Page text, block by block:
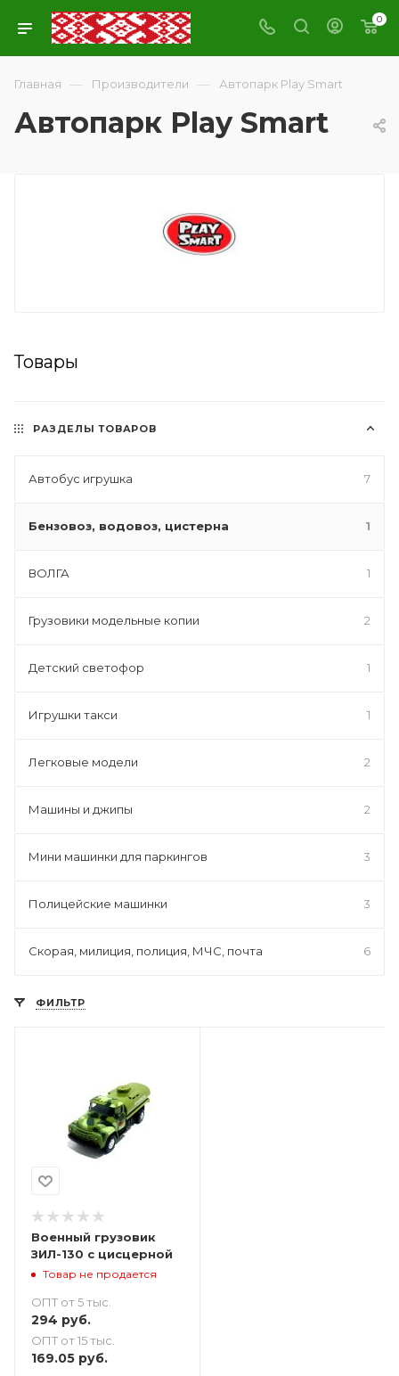
0
Главная — Производители — Автопарк Play Smart
Автопарк Play Smart
Товары
РАЗДЕЛЫ ТОВАРОВ
Автобус игрушка 7
Бензовоз, водовоз, цистерна 1
ВОЛГА 1
Грузовики модельные копии 2
Детский светофор 1
Игрушки такси 1
Легковые модели 2
Машины и джипы 2
Мини машинки для паркингов 3
Полицейские машинки 3
Скорая, милиция, полиция, МЧС, почта 6
ФИЛЬТР
Военный грузовик
ЗИЛ-130 с цисцерной
Товар не продается
ОПТ от 5 тыс.
294 руб.
ОПТ от 15 тыс.
169.05 руб.